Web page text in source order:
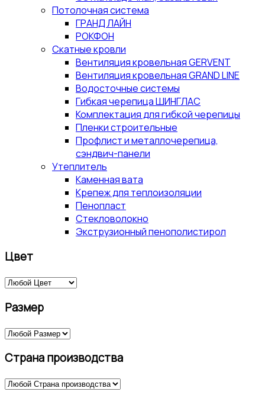
Потолочная система
ГРАНД ЛАЙН
РОКФОН
Скатные кровли
Вентиляция кровельная GERVENT
Вентиляция кровельная GRAND LINE
Водосточные системы
Гибкая черепица ШИНГЛАС
Комплектация для гибкой черепицы
Пленки строительные
Профлист и металлочерепица,
сэндвич-панели
Утеплитель
Каменная вата
Крепеж для теплоизоляции
Пенопласт
Стекловолокно
Экструзионный пенополистирол
Цвет
Размер
Страна производства